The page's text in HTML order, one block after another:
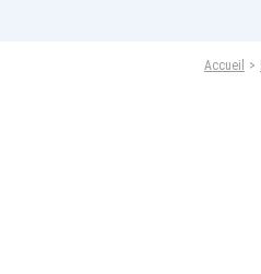
Accueil